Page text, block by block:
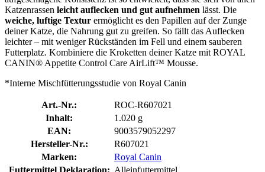
Katzenrassen leicht auflecken und gut aufnehmen lässt. Die
weiche, luftige Textur ermöglicht es den Papillen auf der Zunge
deiner Katze, die Nahrung gut zu greifen. So fällt das Auflecken
leichter – mit weniger Rückständen im Fell und einem sauberen
Futterplatz. Kombiniere die Kroketten deiner Katze mit ROYAL
CANIN® Appetite Control Care AirLift™ Mousse.
*Interne Mischfütterungsstudie von Royal Canin
Art.-Nr.:
ROC-R607021
Inhalt:
1.020 g
EAN:
9003579052297
Hersteller-Nr.:
R607021
Marken:
Royal Canin
Futtermittel Deklaration: Alleinfuttermittel